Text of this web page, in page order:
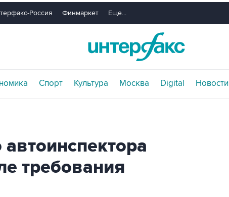
Россия Финмаркет Еще...
Спорт Культура Москва Digital Новости
требования